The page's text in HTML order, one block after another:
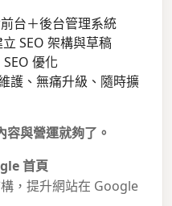
台＋後台管理系統
SEO 架構與草稿
優化
護、無痛升級、隨時擴
與營運就夠了。
首頁
，提升網站在 Google